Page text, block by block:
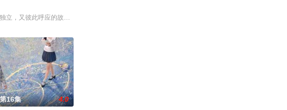
内乱的漩涡，身陷重重
。他们以当地的特色人文与美食为引，用真诚与创意打动
饰），虽自小被父母忽视，在艰苦环境中长大，但她始终刻苦学习，憧憬未来。为此，苏琳苦练
立，又彼此呼应的故事——用一场精心策划的“夏令营”完成复仇的受害者；临终前与遗憾和解的“无
16集 4.0